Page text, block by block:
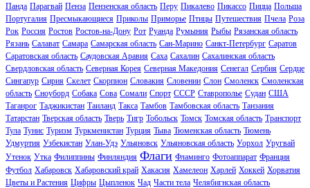
Панда Парагвай Пенза Пензенская область Перу Пикалево Пикассо Пицца Польша
Португалия Пресмыкающиеся Приколы Приморье Птицы Путешествия Пчела Роза
Рок Россия Ростов Ростов-на-Дону Рот Руанда Румыния Рыбы Рязанская область
Рязань Салават Самара Самарская область Сан-Марино Санкт-Петербург Саратов
Саратовская область Саудовская Аравия Саха Сахалин Сахалинская область
Свердловская область Северная Корея Северная Македония Сенегал Сербия Сердце
Сингапур Сирия Скелет Скорпион Словакия Словении Слон Смоленск Смоленская
область Сноуборд Собака Сова Сомали Спорт СССР Ставрополье Судан США
Таганрог Таджикистан Таиланд Такса Тамбов Тамбовская область Танзания
Татарстан Тверская область Тверь Тигр Тобольск Томск Томская область Транспорт
Тула Тунис Туризм Туркменистан Турция Тыва Тюменская область Тюмень
Удмуртия Узбекистан Улан-Удэ Ульяновск Ульяновская область Уорхол Уругвай
Утенок Утка Филиппины Финляндия Флаги Фламинго Фотоаппарат Франция
Футбол Хабаровск Хабаровский край Хакасия Хамелеон Харлей Хоккей Хорватия
Цветы и Растения Цифры Цыпленок Чад Части тела Челябигнская область